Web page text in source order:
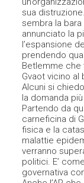
sua
sembra la
annunciato la
l’espansione
prendendo
Betlemme che
Gvaot vicino al
Alcuni si
la domanda
Partendo da
carneficina di
fisica e la
malattie
verranno
politici. E’
governativa